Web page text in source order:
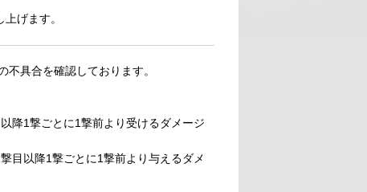
げます。
具合を確認しております。
降1撃ごとに1撃前より受けるダメージ
目以降1撃ごとに1撃前より与えるダメ